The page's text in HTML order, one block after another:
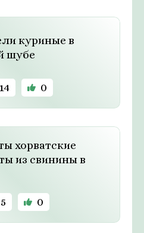
куриные в
шубе
14 0
хорватские
из свинины в
5 0